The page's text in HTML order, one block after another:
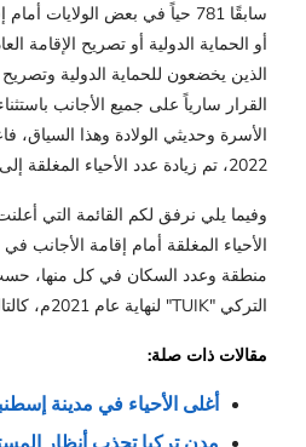
سابقًا 781 حياً في بعض
الولايات أمام
أو الحماية الدولية أو تصريح الإقامة
الذين يخضعون للحماية الدولية وتصريح
القرار سارياً على جميع الأجانب
2022، تم زيادة عدد الأحياء المغلقة إلى 1169 حياً“.
وفيما يلي نرفق لكم القائمة التي
الأحياء المغلقة أمام إقامة
منطقة وعدد السكان في كل منها،
التركي "TUIK" لنهاية عام 2021م، كالتالي:
مقالات ذات صلة:
أغلى الأحياء في مدينة